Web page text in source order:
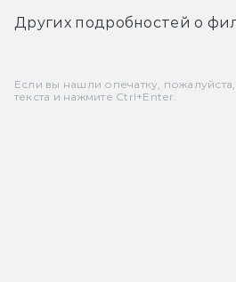
Других подробностей о
Если вы нашли опечатку,
текста и нажмите Ctrl+Enter.